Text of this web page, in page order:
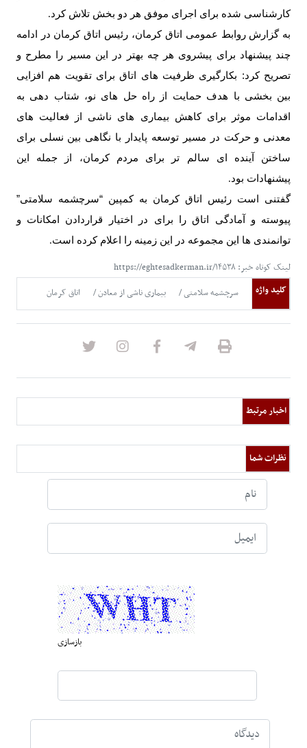
کارشناسی شده برای اجرای موفق هر دو بخش تلاش کرد.
به گزارش روابط عمومی اتاق کرمان، رئیس اتاق کرمان در ادامه
چند پیشنهاد برای پیشروی هر چه بهتر در این مسیر را مطرح و
تصریح کرد: بکارگیری ظرفیت های اتاق برای تقویت هم افزایی
بین بخشی با هدف حمایت از راه حل های نو، شتاب دهی به
اقدامات موثر برای کاهش بیماری های ناشی از فعالیت های
معدنی و حرکت در مسیر توسعه پایدار با نگاهی بین نسلی برای
ساختن آینده ای سالم تر برای مردم کرمان، از جمله این
پیشنهادات بود.
گفتنی است رئیس اتاق کرمان به کمپین “سرچشمه سلامتی”
پیوسته و آمادگی اتاق را برای در اختیار قراردادن امکانات و
توانمندی ها این مجموعه در این زمینه را اعلام کرده است.
لینک کوتاه خبر: https://eghtesadkerman.ir/۱۴۵۳۸
کلید واژه
سرچشمه سلامتی بیماری ناشی از معادن اتاق کرمان
اخبار مرتبط
نظرات شما
بازسازی